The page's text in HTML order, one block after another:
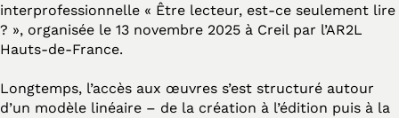
interprofessionnelle « Être lecteur, est-ce seulement lire
? », organisée le 13 novembre 2025 à Creil par l’AR2L
Hauts-de-France.
Longtemps, l’accès aux œuvres s’est structuré autour
d’un modèle linéaire – de la création à l’édition puis à la